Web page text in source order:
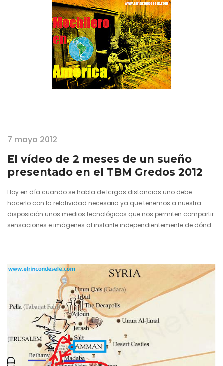
barco pesquero que, aunque parezca mentira, nunca…
7 mayo 2012
El vídeo de 2 meses de un sueño
presentado en el TBM Gredos 2012
Hoy en día cuando se habla de largas distancias uno debe
hacerlo con la relatividad necesaria ya que tenemos a nuestra
disposición unos medios tecnológicos que nos permiten compartir
sensaciones e imágenes al instante independientemente de dónde
semana. Aparecí (a pesar de los fallos técnicos) a través de un…